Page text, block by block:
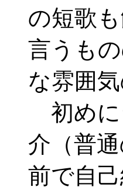
の短歌
言うも
な雰囲
初めに
介（普
前で自